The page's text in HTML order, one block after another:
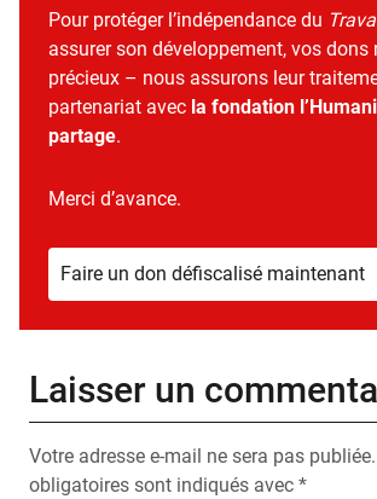
Pour protéger l’indépendance du
assurer son développement, vos dons
précieux – nous assurons leur
partenariat avec la fondation
partage.
Merci d’avance.
Faire un don défiscalisé maintenant
Laisser un
Votre adresse e-mail ne sera pas publiée.
obligatoires sont indiqués avec *